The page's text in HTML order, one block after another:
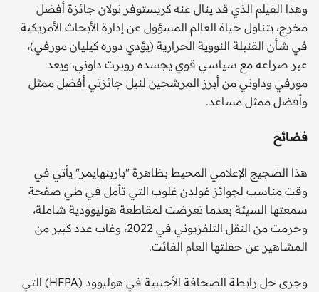
وهذا الفيلم الذي قد ينال عنه كريستوفر نولان جائزة أفضل
مخرج، يتناول حياة العالم المسؤول عن إدارة الأبحاث الأمريكية
في شأن القنبلة النووية الحرارية (يؤدي دوره كيليان مورفي)،
عبر صراعه مع سياسي قوي يجسده روبرت داوني، ويعد
مورفي وداوني من أبرز المرشحين لنيل جائزتي أفضل ممثل
وأفضل ممثل مساعد.
فضائح
هذا الضجيج الإعلامي المحيط بظاهرة "باربنهايمر" يأتي في
وقت مناسب لجوائز غولدن غلوب التي تأمل في طي صفحة
سمعتها السيئة بعدما تعرضت لمقاطعة هوليوودية شاملة،
وحرمت من النقل التلفزيوني في 2022، وغاب عدد كبير من
المشاهير عن حفلتها العام الفائت.
وجرى حل رابطة الصحافة الأجنبية في هوليوود (HFPA) التي